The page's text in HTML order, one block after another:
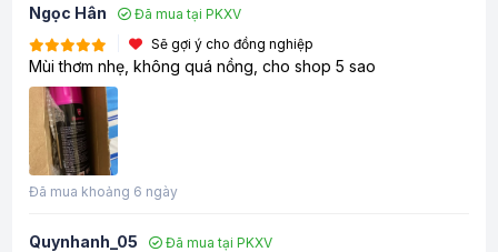
Ngọc Hân
Đã mua tại PKXV
Sẽ gợi ý cho đồng nghiệp
Mùi thơm nhẹ, không quá nồng, cho shop 5 sao
Đã mua khoảng 6 ngày
Quynhanh_05 Đã mua tại PKXV